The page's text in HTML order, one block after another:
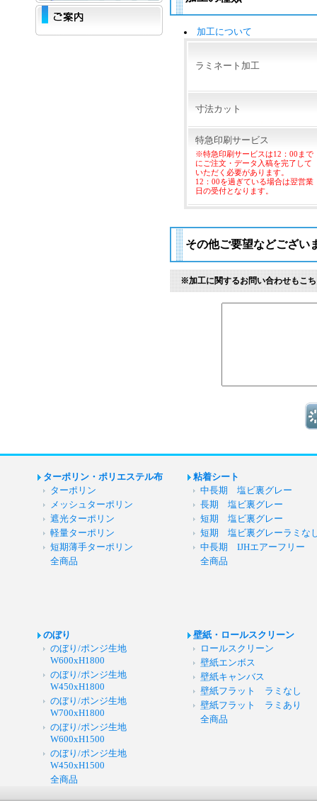
加工について
ラミネート加工
寸法カット
特急印刷サービス
※特急印刷サービスは12：00まで
にご注文・データ入稿を完了して
いただく必要があります。
12：00を過ぎている場合は翌営業
日の受付となります。
その他ご要望などござい
※加工に関するお問い合わせもこ
ターポリン・ポリエステル布
ターポリン
メッシュターポリン
遮光ターポリン
軽量ターポリン
短期薄手ターポリン
全商品
粘着シート
中長期 塩ビ裏グレー
長期 塩ビ裏グレー
短期 塩ビ裏グレー
短期 塩ビ裏グレーラミな
中長期 IJHエアーフリー
全商品
のぼり
のぼり/ポンジ生地
W600xH1800
のぼり/ポンジ生地
W450xH1800
のぼり/ポンジ生地
W700xH1800
のぼり/ポンジ生地
W600xH1500
のぼり/ポンジ生地
W450xH1500
全商品
壁紙・ロールスクリーン
ロールスクリーン
壁紙エンボス
壁紙キャンバス
壁紙フラット ラミなし
壁紙フラット ラミあり
全商品